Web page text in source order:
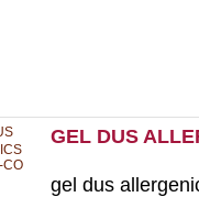
GEL DUS
gel dus